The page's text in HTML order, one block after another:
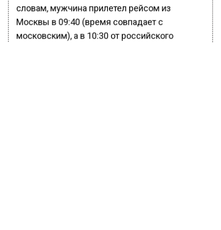
словам, мужчина прилетел рейсом из
Москвы в 09:40 (время совпадает с
московским), а в 10:30 от российского